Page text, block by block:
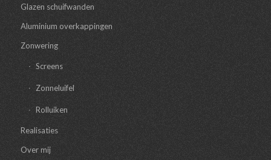
Glazen schuifwanden
Aluminium overkappingen
Zonwering
Screens
Zonneluifel
Rolluiken
Realisaties
Over mij